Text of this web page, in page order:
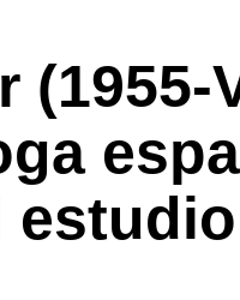
(1955-